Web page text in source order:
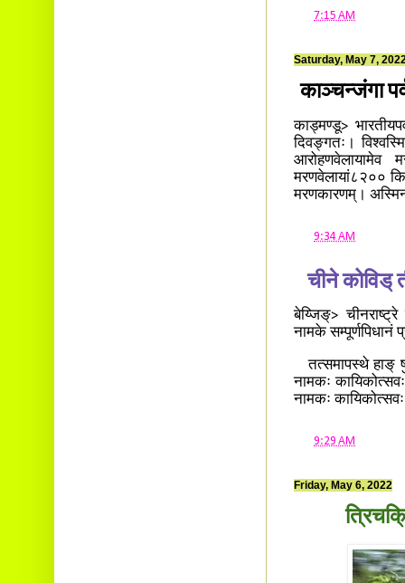
7:15 AM
Saturday, May 7,
काञ्चन्जंगा
काड्मण्डू>
दिवङ्गतः।
आरोहणवेलायामेव
मरणवेलायां८२०० कि
मरणकारणम्।
9:34 AM
चीने कोविड्
बेय्जिङ्>
नामके सम्पूर्णपिधानं
तत्समापस्थे हाङ् षु
नामकः
नामकः
9:29 AM
Friday, May 6, 2022